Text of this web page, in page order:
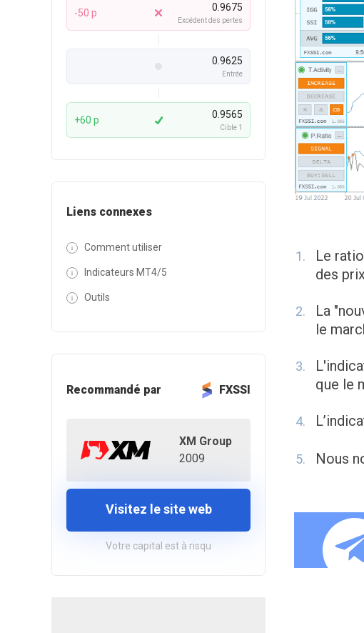
-50 p 0.9675
Excédent des pertes
0.9625
Entrée
+60 p 0.9565
Cible 1
Liens connexes
Comment utiliser
Indicateurs MT4/5
Outils
Recommandé par FXSSI
XM Group
2009
Visitez le site web
Votre capital est à risqu
Le
des
La
le
que le
Nous